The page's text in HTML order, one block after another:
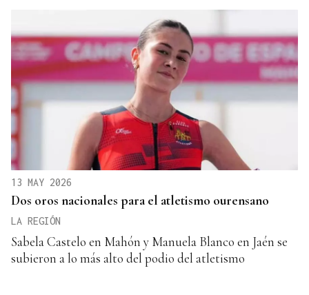
13 MAY 2026
Dos oros nacionales para el atletismo ourensano
LA REGIÓN
Sabela Castelo en Mahón y Manuela Blanco en Jaén se
subieron a lo más alto del podio del atletismo